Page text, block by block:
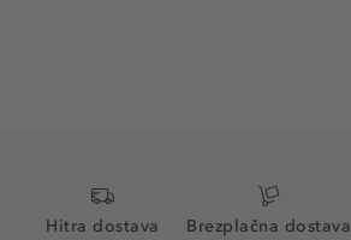
Hitra dostava
Brezplačna dostava